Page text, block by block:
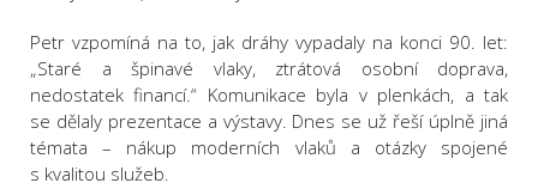
Petr vzpomíná na to, jak dráhy vypadaly na konci 90. let:
„Staré a špinavé vlaky, ztrátová osobní doprava,
nedostatek financí.“ Komunikace byla v plenkách, a tak
se dělaly prezentace a výstavy. Dnes se už řeší úplně jiná
témata – nákup moderních vlaků a otázky spojené
s kvalitou služeb.